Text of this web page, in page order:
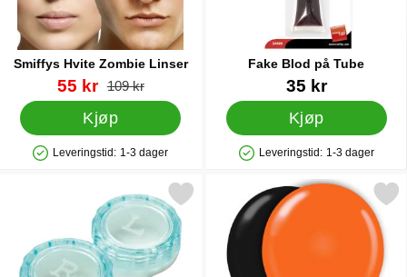
Smiffys Hvite Zombie Linser
Varenummer 9398
ny pris
55 kr gammel pris
109 kr
Kjøp
Produkttilgjengelighet: På lager
Leveringstid: 1-3 dager
Fake Blod på Tube
Varenummer 9403
35 kr
Kjøp
Produkttilgjengelighet: På lager
Leveringstid: 1-3 dager
Merk linseetui som favorittMerk halloween